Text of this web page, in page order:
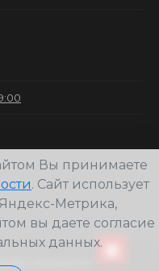
Вы принимаете
. Сайт использует
Метрика,
вы даете согласие
данных.